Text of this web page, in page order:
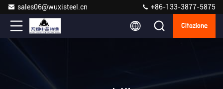
sales06@wuxisteel.cn +86-133-3877-5875
Citazione